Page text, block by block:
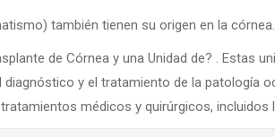
también tienen su origen en la córnea.
de Córnea y una Unidad de? . Estas
y el tratamiento de la patología
médicos y quirúrgicos, incluidos